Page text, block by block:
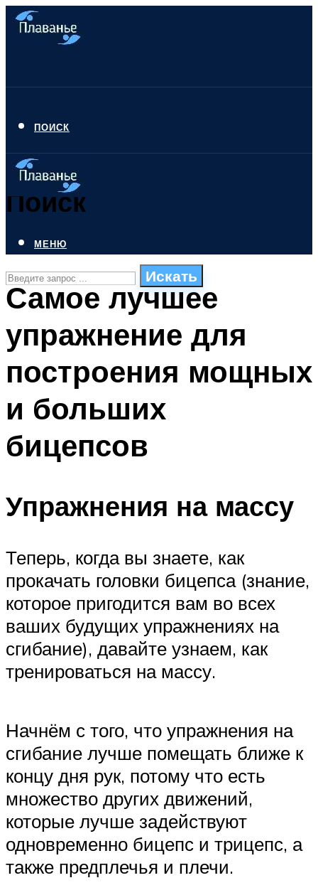
ПОИСК
Поиск
Искать
ПЛАВАНЬЕ ДЛЯ ДЕТЕЙ
БАССЕЙН ДЛЯ ДОМА
ОЧИСТКА БАССЕЙНОВ
МЕНЮ
МЕНЮ
Самое лучшее
упражнение для
построения мощных
и больших
бицепсов
Упражнения на массу
Теперь, когда вы знаете, как
прокачать головки бицепса (знание,
которое пригодится вам во всех
ваших будущих упражнениях на
сгибание), давайте узнаем, как
тренироваться на массу.
Начнём с того, что упражнения на
сгибание лучше помещать ближе к
концу дня рук, потому что есть
множество других движений,
которые лучше задействуют
одновременно бицепс и трицепс, а
также предплечья и плечи.